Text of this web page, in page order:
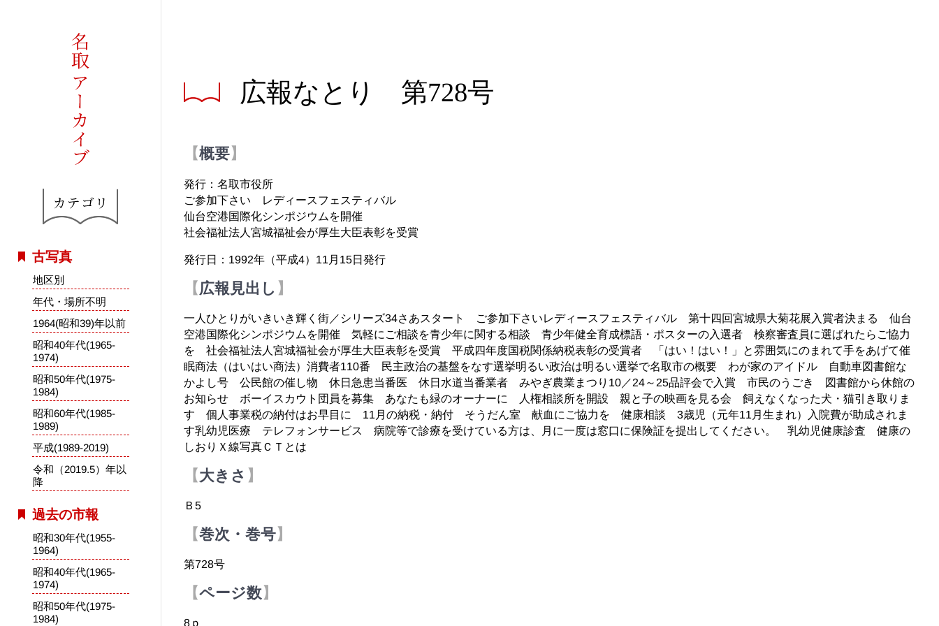
古写真
地区別
年代・場所不明
1964(昭和39)年以前
昭和40年代(1965-
1974)
昭和50年代(1975-
1984)
昭和60年代(1985-
1989)
平成(1989-2019)
令和（2019.5）年以
降
過去の市報
昭和30年代(1955-
1964)
昭和40年代(1965-
1974)
昭和50年代(1975-
1984)
広報なとり 第728号
概要
発行：名取市役所
ご参加下さい レディースフェスティバル
仙台空港国際化シンポジウムを開催
社会福祉法人宮城福祉会が厚生大臣表彰を受賞
発行日：1992年（平成4）11月15日発行
広報見出し
一人ひとりがいきいき輝く街／シリーズ34さあスタート ご参加下さいレディースフェスティバル 第十四回宮城県大菊花展入賞者決まる 仙台
空港国際化シンポジウムを開催 気軽にご相談を青少年に関する相談 青少年健全育成標語・ポスターの入選者 検察審査員に選ばれたらご協力
を 社会福祉法人宮城福祉会が厚生大臣表彰を受賞 平成四年度国税関係納税表彰の受賞者 「はい！はい！」と雰囲気にのまれて手をあげて催
眠商法（はいはい商法）消費者110番 民主政治の基盤をなす選挙明るい政治は明るい選挙で名取市の概要 わが家のアイドル 自動車図書館な
かよし号 公民館の催し物 休日急患当番医 休日水道当番業者 みやぎ農業まつり10／24～25品評会で入賞 市民のうごき 図書館から休館の
お知らせ ボーイスカウト団員を募集 あなたも緑のオーナーに 人権相談所を開設 親と子の映画を見る会 飼えなくなった犬・猫引き取りま
す 個人事業税の納付はお早目に 11月の納税・納付 そうだん室 献血にご協力を 健康相談 3歳児（元年11月生まれ）入院費が助成されま
す乳幼児医療 テレフォンサービス 病院等で診療を受けている方は、月に一度は窓口に保険証を提出してください。 乳幼児健康診査 健康の
しおりＸ線写真ＣＴとは
大きさ
Ｂ5
巻次・巻号
第728号
ページ数
8ｐ